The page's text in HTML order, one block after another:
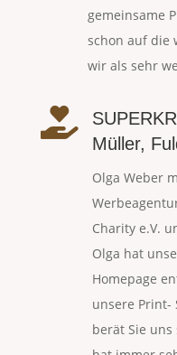
gemeinsame
schon auf die
wir als sehr

Müller,
Olga Weber
Charity e.V.
Olga hat
Homepage
unsere Print-
berät Sie